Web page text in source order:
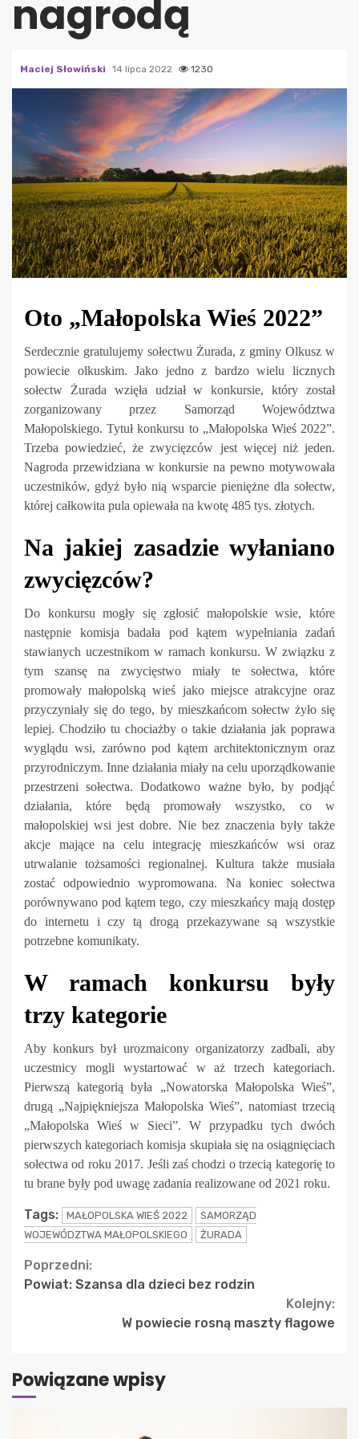
nagrodą
Maciej Słowiński 14 lipca 2022 1230
Oto „Małopolska Wieś 2022”
Serdecznie gratulujemy sołectwu Żurada, z gminy Olkusz w
powiecie olkuskim. Jako jedno z bardzo wielu licznych
sołectw Żurada wzięła udział w konkursie, który został
zorganizowany przez Samorząd Województwa
Małopolskiego. Tytuł konkursu to „Małopolska Wieś 2022”.
Trzeba powiedzieć, że zwycięzców jest więcej niż jeden.
Nagroda przewidziana w konkursie na pewno motywowała
uczestników, gdyż było nią wsparcie pieniężne dla sołectw,
której całkowita pula opiewała na kwotę 485 tys. złotych.
Na jakiej zasadzie wyłaniano
zwycięzców?
Do konkursu mogły się zgłosić małopolskie wsie, które
następnie komisja badała pod kątem wypełniania zadań
stawianych uczestnikom w ramach konkursu. W związku z
tym szansę na zwycięstwo miały te sołectwa, które
promowały małopolską wieś jako miejsce atrakcyjne oraz
przyczyniały się do tego, by mieszkańcom sołectw żyło się
lepiej. Chodziło tu chociażby o takie działania jak poprawa
wyglądu wsi, zarówno pod kątem architektonicznym oraz
przyrodniczym. Inne działania miały na celu uporządkowanie
przestrzeni sołectwa. Dodatkowo ważne było, by podjąć
działania, które będą promowały wszystko, co w
małopolskiej wsi jest dobre. Nie bez znaczenia były także
akcje mające na celu integrację mieszkańców wsi oraz
utrwalanie tożsamości regionalnej. Kultura także musiała
zostać odpowiednio wypromowana. Na koniec sołectwa
porównywano pod kątem tego, czy mieszkańcy mają dostęp
do internetu i czy tą drogą przekazywane są wszystkie
potrzebne komunikaty.
W ramach konkursu były
trzy kategorie
Aby konkurs był urozmaicony organizatorzy zadbali, aby
uczestnicy mogli wystartować w aż trzech kategoriach.
Pierwszą kategorią była „Nowatorska Małopolska Wieś”,
drugą „Najpiękniejsza Małopolska Wieś”, natomiast trzecią
„Małopolska Wieś w Sieci”. W przypadku tych dwóch
pierwszych kategoriach komisja skupiała się na osiągnięciach
sołectwa od roku 2017. Jeśli zaś chodzi o trzecią kategorię to
tu brane były pod uwagę zadania realizowane od 2021 roku.
Tags: MAŁOPOLSKA WIEŚ 2022
SAMORZĄD
WOJEWÓDZTWA MAŁOPOLSKIEGO
ŻURADA
Continue
Poprzedni:
Powiat: Szansa dla dzieci bez rodzin
Kolejny:
W powiecie rosną maszty flagowe
Powiązane wpisy